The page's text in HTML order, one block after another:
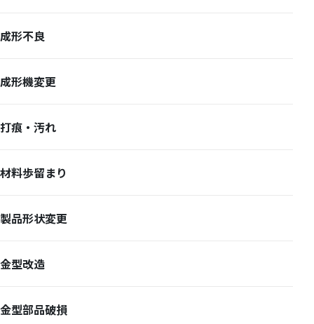
成形不良
成形機変更
打痕・汚れ
材料歩留まり
製品形状変更
金型改造
金型部品破損